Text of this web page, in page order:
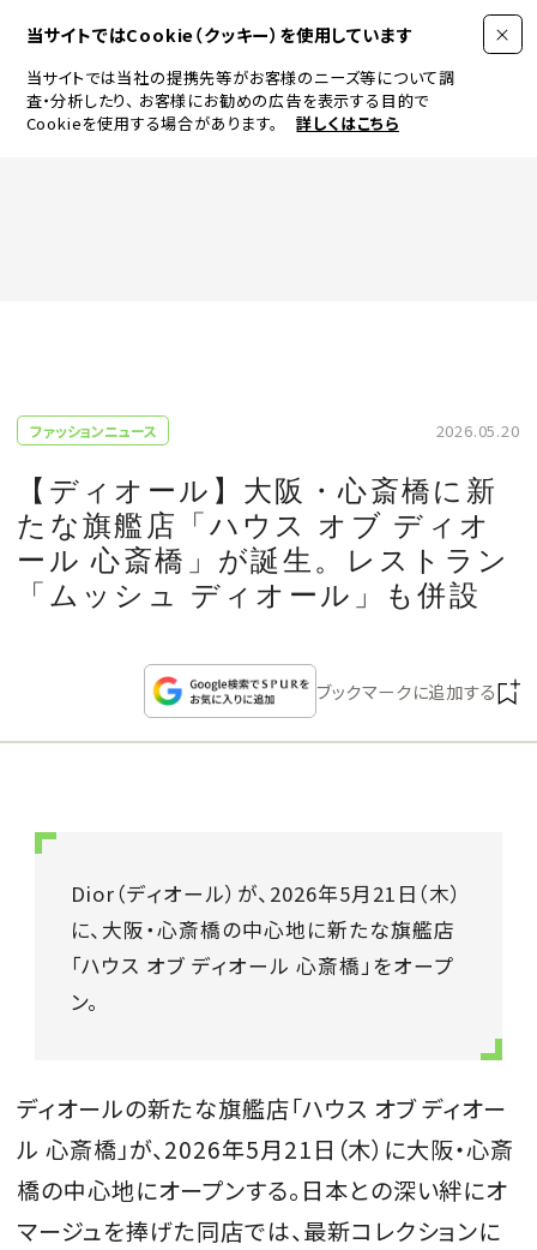
当サイトではCookie（クッキー）を使用しています
当サイトでは当社の提携先等がお客様のニーズ等について調
査・分析したり、 お客様にお勧めの広告を表示する目的で
Cookieを使用する場合があります。
詳しくはこちら
JEWELRY & WATCH
LIFESTYLE
CULTURE
COLLECTION
FORTUNE
SDGs
MAGAZINE
会員登録
Log in or Sign up
SPUR読者のためのメンバーシッププログラム
ファッションニュース 2026.05.20
【ディオール】大阪・心斎橋に新
たな旗艦店「ハウス オブ ディオ
ール 心斎橋」が誕生。レストラン
「ムッシュ ディオール」も併設
ブックマークに追加する
Dior（ディオール）が、2026年5月21日（木）
に、大阪・心斎橋の中心地に新たな旗艦店
「ハウス オブ ディオール 心斎橋」をオープ
ン。
ディオールの新たな旗艦店「ハウス オブ ディオー
ル 心斎橋」が、2026年5月21日（木）に大阪・心斎
橋の中心地にオープンする。日本との深い絆にオ
マージュを捧げた同店では、最新コレクションに